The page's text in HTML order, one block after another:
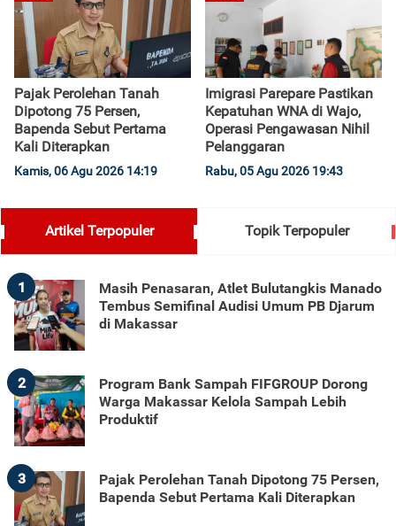
Pajak Perolehan Tanah
Dipotong 75 Persen,
Bapenda Sebut Pertama
Kali Diterapkan
Kamis, 06 Agu 2026 14:19
Imigrasi Parepare Pastikan
Kepatuhan WNA di Wajo,
Operasi Pengawasan Nihil
Pelanggaran
Rabu, 05 Agu 2026 19:43
Artikel Terpopuler Topik Terpopuler
1
Masih Penasaran, Atlet Bulutangkis Manado
Tembus Semifinal Audisi Umum PB Djarum
di Makassar
2
Program Bank Sampah FIFGROUP Dorong
Warga Makassar Kelola Sampah Lebih
Produktif
3
Pajak Perolehan Tanah Dipotong 75 Persen,
Bapenda Sebut Pertama Kali Diterapkan